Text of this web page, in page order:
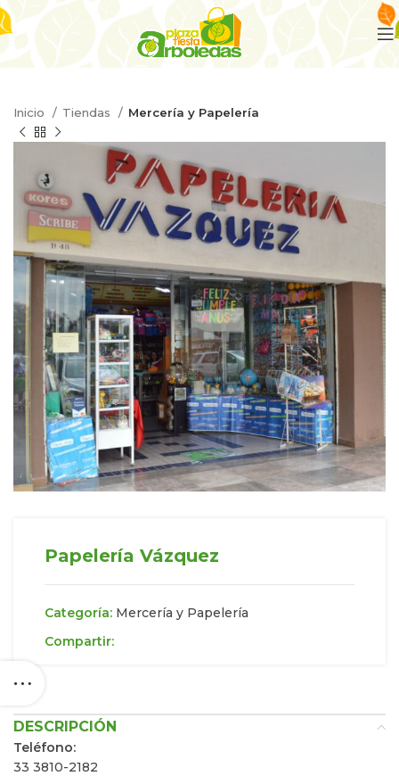
Inicio Tiendas Mercería y Papelería
Papelería Vázquez
Categoría: Mercería y Papelería
Compartir:
DESCRIPCIÓN
Teléfono:
33 3810-2182